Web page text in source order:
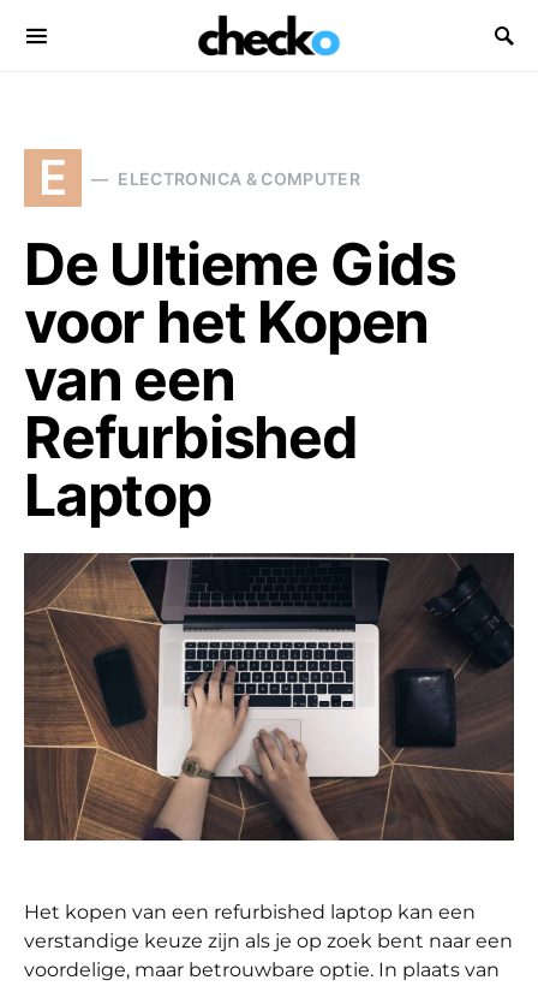
Search for:
E ELECTRONICA & COMPUTER
De Ultieme Gids
voor het Kopen
van een
Refurbished
Laptop
Het kopen van een refurbished laptop kan een
verstandige keuze zijn als je op zoek bent naar een
voordelige, maar betrouwbare optie. In plaats van